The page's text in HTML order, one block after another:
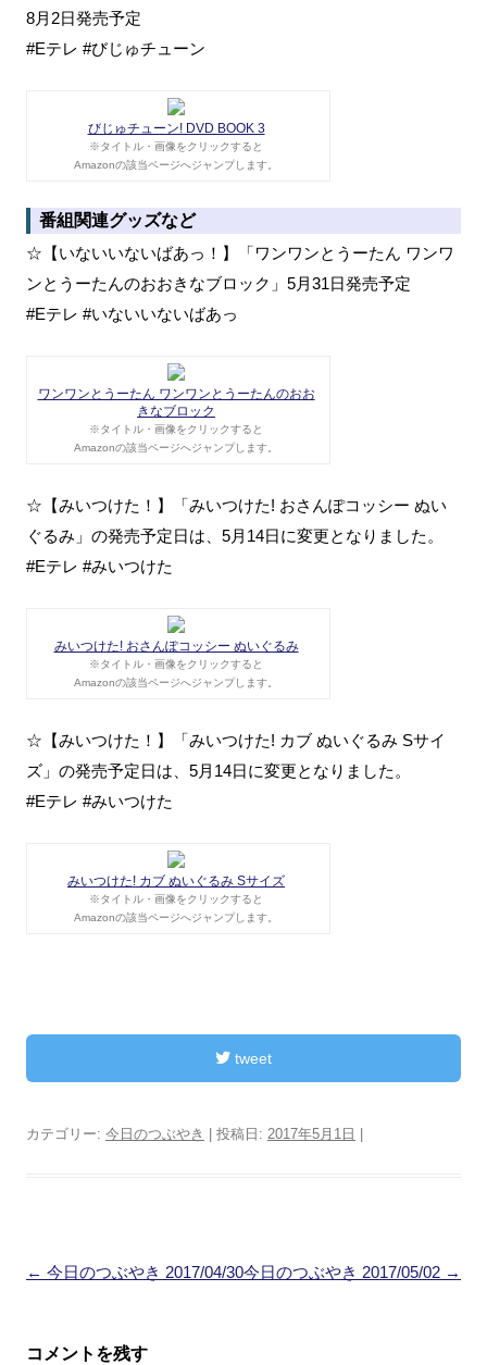
8月2日発売予定
#Eテレ #びじゅチューン
びじゅチューン! DVD BOOK 3
※タイトル・画像をクリックすると
Amazonの該当ページへジャンプします。
番組関連グッズなど
☆【いないいないばあっ！】「ワンワンとうーたん ワンワ
ンとうーたんのおおきなブロック」5月31日発売予定
#Eテレ #いないいないばあっ
ワンワンとうーたん ワンワンとうーたんのおお
きなブロック
※タイトル・画像をクリックすると
Amazonの該当ページへジャンプします。
☆【みいつけた！】「みいつけた! おさんぽコッシー ぬい
ぐるみ」の発売予定日は、5月14日に変更となりました。
#Eテレ #みいつけた
みいつけた! おさんぽコッシー ぬいぐるみ
※タイトル・画像をクリックすると
Amazonの該当ページへジャンプします。
☆【みいつけた！】「みいつけた! カブ ぬいぐるみ Sサイ
ズ」の発売予定日は、5月14日に変更となりました。
#Eテレ #みいつけた
みいつけた! カブ ぬいぐるみ Sサイズ
※タイトル・画像をクリックすると
Amazonの該当ページへジャンプします。
tweet
カテゴリー: 今日のつぶやき | 投稿日: 2017年5月1日
投
← 今日のつぶやき 2017/04/30今日のつぶやき 2017/05/02 →
コメントを残す